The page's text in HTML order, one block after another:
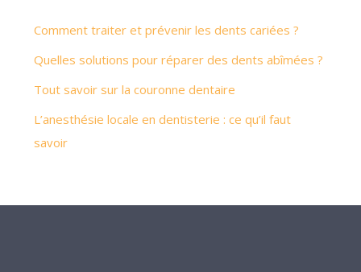
Comment traiter et prévenir les dents cariées ?
Quelles solutions pour réparer des dents abîmées ?
Tout savoir sur la couronne dentaire
L’anesthésie locale en dentisterie : ce qu’il faut
savoir